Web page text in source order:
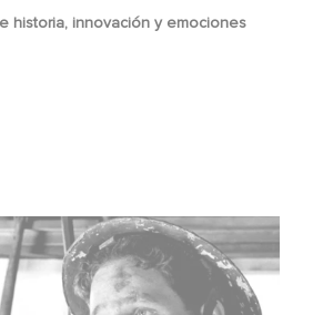
historia, innovación y emociones
FUSIL ha sido seleccionada para